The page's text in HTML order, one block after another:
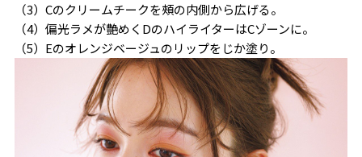
（3）Cのクリームチークを頰の内側から広げる。
（4）偏光ラメが艶めくDのハイライターはCゾーンに。
（5）Eのオレンジベージュのリップをじか塗り。